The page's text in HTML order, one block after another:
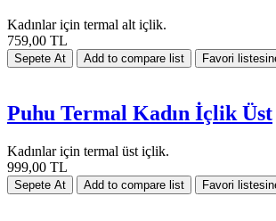
Kadınlar için termal alt içlik.
759,00 TL
Puhu Termal Kadın İçlik Üst
Kadınlar için termal üst içlik.
999,00 TL